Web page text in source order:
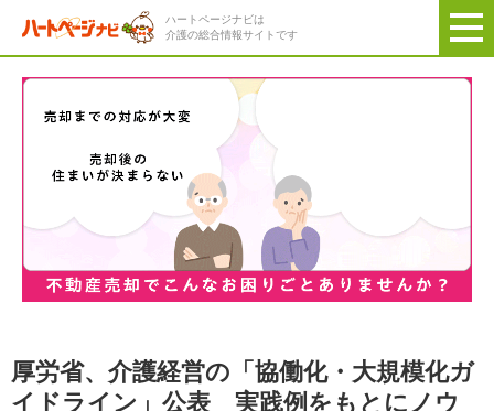
ハートページナビは
介護の総合情報サイトです
厚労省、介護経営の「協働化・大規模化ガ
イドライン」公表 実践例をもとにノウ